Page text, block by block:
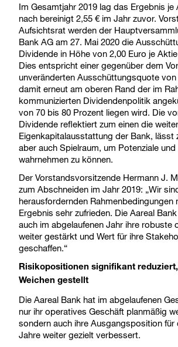
Im Gesamtjahr 2019 lag das Ergebnis je
nach bereinigt 2,55 € im Jahr zuvor.
Aufsichtsrat werden der
Bank AG am 27. Mai 2020 die
Dividende in Höhe von 2,00 Euro je
Dies entspricht einer gegenüber dem
unveränderten Ausschüttungsquote
damit erneut am oberen Rand der im
kommunizierten Dividendenpolitik
von 70 bis 80 Prozent liegen wird. Die
Dividende reflektiert zum einen die
Eigenkapitalausstattung der Bank, lässt
aber auch Spielraum, um Potenziale und
wahrnehmen zu können.
Der Vorstandsvorsitzende Hermann J.
zum Abschneiden im Jahr 2019: „Wir
herausfordernden Rahmenbedingungen
Ergebnis sehr zufrieden. Die Aareal
auch im abgelaufenen Jahr ihre robuste
weiter gestärkt und Wert für ihre
geschaffen.“
Risikopositionen signifikant
Weichen gestellt
Die Aareal Bank hat im abgelaufenen
nur ihr operatives Geschäft planmäßig
sondern auch ihre Ausgangsposition für
Jahre weiter gezielt verbessert.